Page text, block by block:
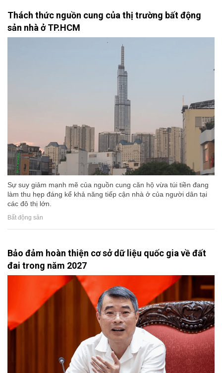
Thách thức nguồn cung của thị trường bất động
sản nhà ở TP.HCM
Sự suy giảm mạnh mẽ của nguồn cung căn hộ vừa túi tiền đang
làm thu hẹp đáng kể khả năng tiếp cận nhà ở của người dân tại
các đô thị lớn.
Bất động sản
Bảo đảm hoàn thiện cơ sở dữ liệu quốc gia về đất
đai trong năm 2027